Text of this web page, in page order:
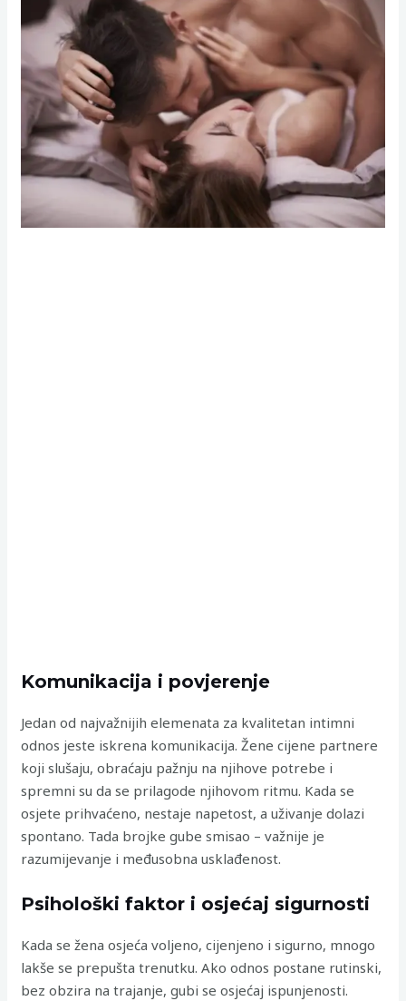
Komunikacija i povjerenje
Jedan od najvažnijih elemenata za kvalitetan intimni
odnos jeste iskrena komunikacija. Žene cijene partnere
koji slušaju, obraćaju pažnju na njihove potrebe i
spremni su da se prilagode njihovom ritmu. Kada se
osjete prihvaćeno, nestaje napetost, a uživanje dolazi
spontano. Tada brojke gube smisao – važnije je
razumijevanje i međusobna usklađenost.
Psihološki faktor i osjećaj sigurnosti
Kada se žena osjeća voljeno, cijenjeno i sigurno, mnogo
lakše se prepušta trenutku. Ako odnos postane rutinski,
bez obzira na trajanje, gubi se osjećaj ispunjenosti.